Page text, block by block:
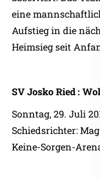
eine
Aufstieg in die
Heimsieg seit
SV Josko Ried :
Sonntag, 29. Juli
Schiedsrichter:
Keine-Sorgen-